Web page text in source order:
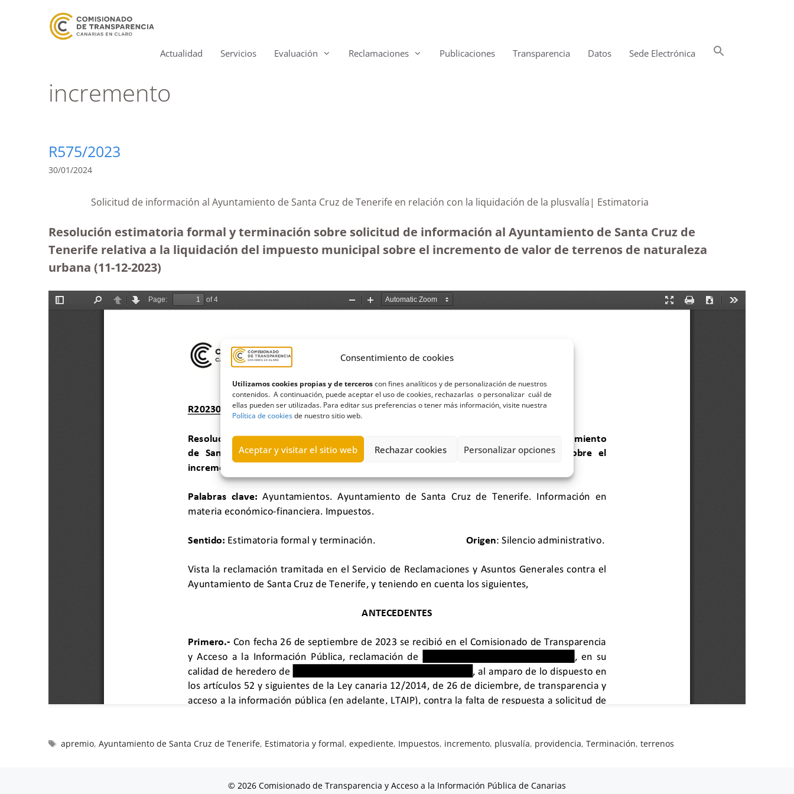
Consentimiento de cookies
Utilizamos cookies propias y de terceroscon fines analíticos y de personalización de nuestros
contenidos. A continuación, puede aceptar el uso de cookies, rechazarlas o personalizar cuál de
ellas pueden ser utilizadas. Para editar sus preferencias o tener más información, visite nuestra
Política de cookiesde nuestro sitio web.
Aceptar y visitar el sitio web Rechazar cookies Personalizar opciones
Actualidad Servicios Evaluación Reclamaciones Publicaciones Transparencia Datos Sede Electrónica
incremento
R575/2023
30/01/2024
Solicitud de información al Ayuntamiento de Santa Cruz de Tenerife en relación con la liquidación de la plusvalía| Estimatoria
Resolución estimatoria formal y terminación sobre solicitud de información al Ayuntamiento de Santa Cruz de
Tenerife relativa a la liquidación del impuesto municipal sobre el incremento de valor de terrenos de naturaleza
urbana (11-12-2023)
apremio,Ayuntamiento de Santa Cruz de Tenerife, Estimatoria y formal,expediente, Impuestos, incremento, plusvalía, providencia,Terminación,terrenos
© 2026 Comisionado de Transparencia y Acceso a la Información Pública de Canarias